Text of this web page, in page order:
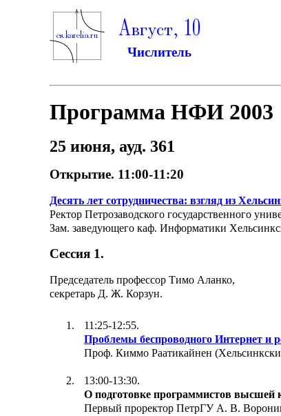
Август, 10
Числитель
Программа НФИ 2003
25 июня, ауд. 361
Открытие. 11:00-11:20
Десять лет сотрудничества: взгляд из
Ректор Петрозаводского государственного
Зам. заведующего каф. Информатики
Сессия 1.
Председатель профессор Тимо Аланко,
секретарь Д. Ж. Корзун.
11:25-12:55.
Проблемы беcпроводного Интернет и
Проф. Киммо Раатикайнен
13:00-13:30.
О подготовке программистов
Первый проректор ПетрГУ А. В.